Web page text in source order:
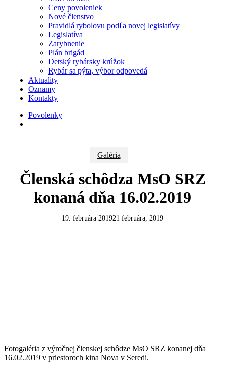
Ceny povoleniek
Nové členstvo
Pravidlá rybolovu podľa novej legislatívy
Legislatíva
Zarybnenie
Plán brigád
Detský rybársky krúžok
Rybár sa pýta, výbor odpovedá
Aktuality
Oznamy
Kontakty
Povolenky
Galéria
Členská schôdza MsO SRZ
konaná dňa 16.02.2019
19. februára 201921 februára, 2019
Fotogaléria z výročnej členskej schôdze MsO SRZ konanej dňa
16.02.2019 v priestoroch kina Nova v Seredi.